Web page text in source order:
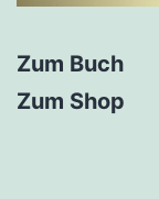
Zum Buch
Zum Shop